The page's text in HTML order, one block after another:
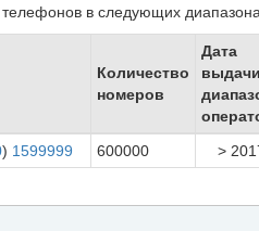
в следующих
Количество
номеров
Дата
) 1599999 600000 >